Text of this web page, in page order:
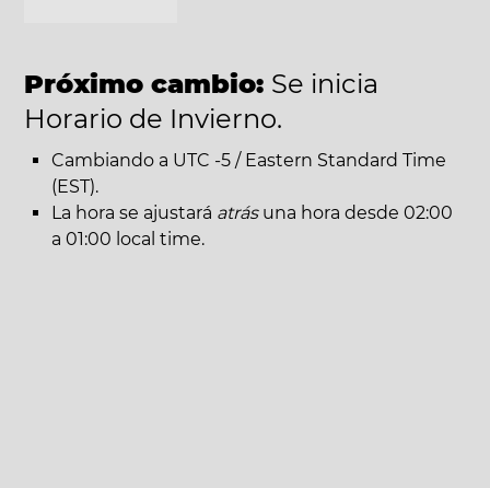
Próximo cambio: Se inicia
Horario de Invierno.
Cambiando a UTC -5 / Eastern Standard Time
(EST).
La hora se ajustará atrásuna hora desde 02:00
a 01:00 local time.